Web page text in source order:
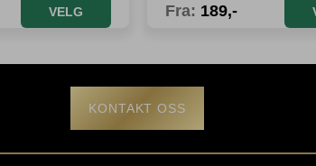
VELG Fra: 189,-
KONTAKT OSS